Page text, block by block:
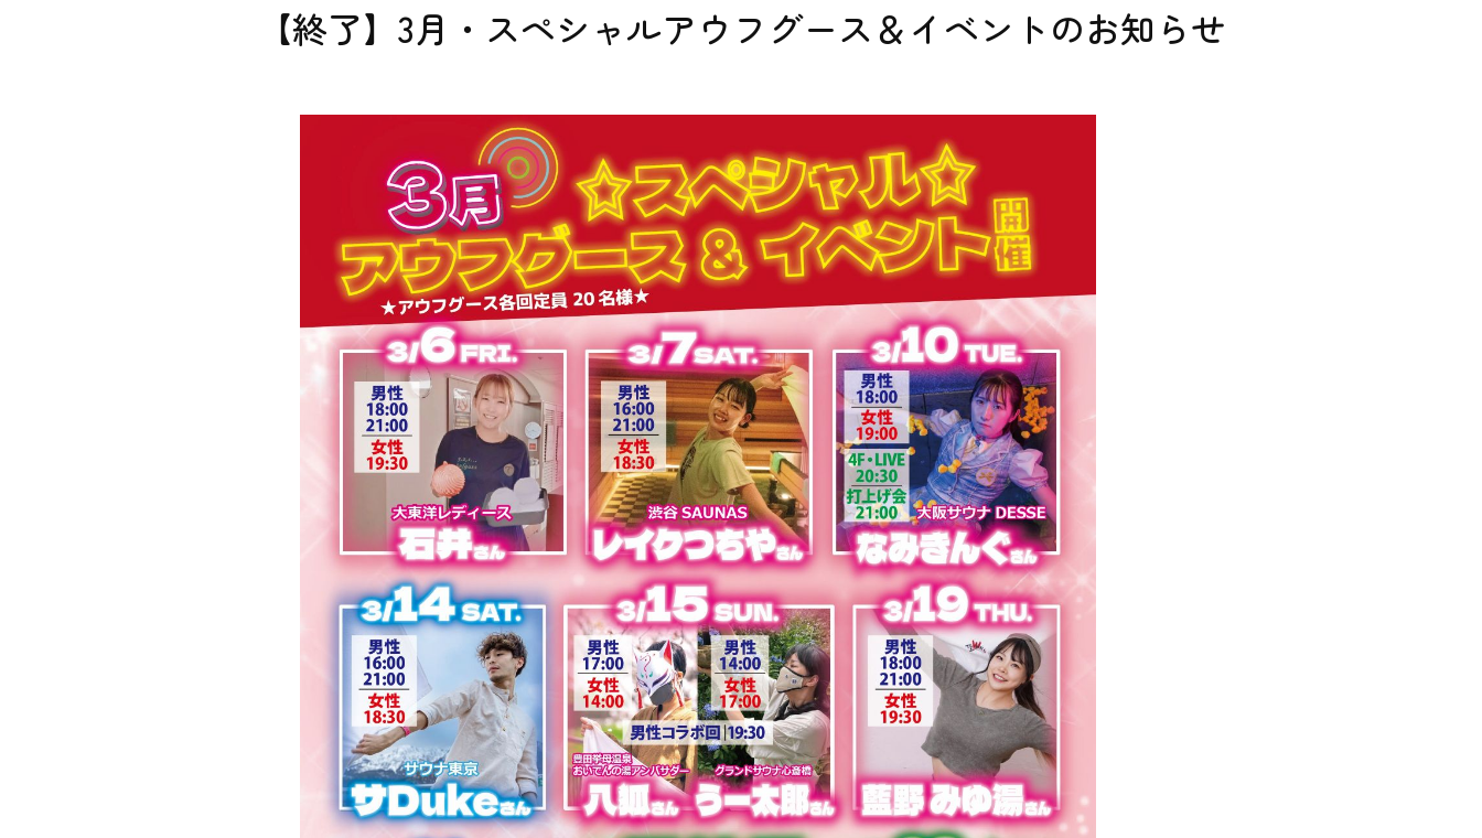
【終了】3月・スペシャルアウフグース＆イベントのお知らせ